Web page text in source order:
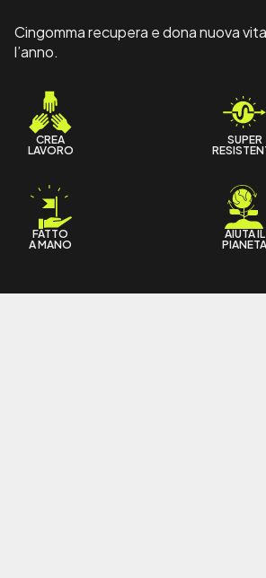
Cingomma recupera e dona nuova
l’anno.
CREA
LAVORO
SUPER
FATTO
A MANO
AIUTA IL
PIANETA